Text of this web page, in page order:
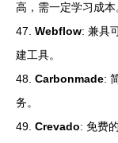
高，需一定学习成本
47. Webflow: 兼具
建工具。
48. Carbonmade:
务。
49. Crevado: 免费